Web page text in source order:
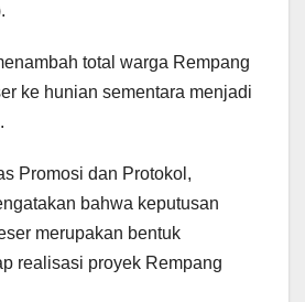
total warga Rempang
ke hunian sementara menjadi
Promosi dan Protokol,
bahwa keputusan
merupakan bentuk
realisasi proyek Rempang